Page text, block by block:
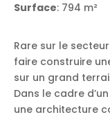
Surface: 794 m²
Rare sur le
faire construire
sur un grand
Dans le cadre
une architecture